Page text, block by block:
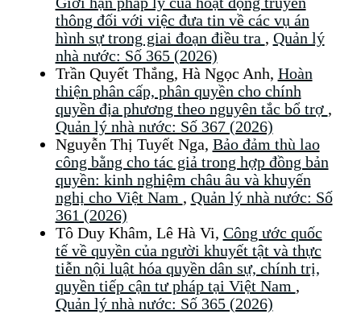
thông đối với việc đưa tin về các vụ án
hình sự trong giai đoạn điều tra , Quản lý
nhà nước: Số 365 (2026)
Trần Quyết Thắng, Hà Ngọc Anh, Hoàn
thiện phân cấp, phân quyền cho chính
quyền địa phương theo nguyên tắc bổ trợ ,
Quản lý nhà nước: Số 367 (2026)
Nguyễn Thị Tuyết Nga, Bảo đảm thù lao
công bằng cho tác giả trong hợp đồng bản
quyền: kinh nghiệm châu âu và khuyến
nghị cho Việt Nam , Quản lý nhà nước: Số
361 (2026)
Tô Duy Khâm, Lê Hà Vi, Công ước quốc
tế về quyền của người khuyết tật và thực
tiễn nội luật hóa quyền dân sự, chính trị,
quyền tiếp cận tư pháp tại Việt Nam ,
Quản lý nhà nước: Số 365 (2026)